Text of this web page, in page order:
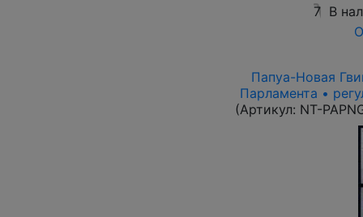
7 В
Папуа-Новая
Парламента •
(Артикул: NT-